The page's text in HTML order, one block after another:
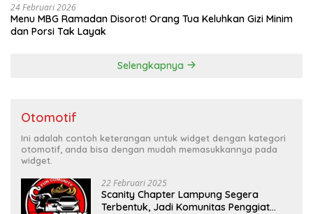
24 Februari 2026
Menu MBG Ramadan Disorot! Orang Tua Keluhkan Gizi Minim
dan Porsi Tak Layak
Selengkapnya
Otomotif
Ini adalah contoh keterangan untuk widget dengan kategori
otomotif, anda bisa dengan mudah memasukkannya pada
widget.
22 Februari 2025
Scanity Chapter Lampung Segera
Terbentuk, Jadi Komunitas Penggiat